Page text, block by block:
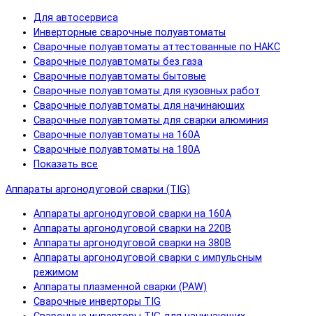
Для автосервиса
Инверторные сварочные полуавтоматы
Сварочные полуавтоматы аттестованные по НАКС
Сварочные полуавтоматы без газа
Сварочные полуавтоматы бытовые
Сварочные полуавтоматы для кузовных работ
Сварочные полуавтоматы для начинающих
Сварочные полуавтоматы для сварки алюминия
Сварочные полуавтоматы на 160А
Сварочные полуавтоматы на 180А
Показать все
Аппараты аргонодуговой сварки (TIG)
Аппараты аргонодуговой сварки на 160А
Аппараты аргонодуговой сварки на 220В
Аппараты аргонодуговой сварки на 380В
Аппараты аргонодуговой сварки с импульсным
режимом
Аппараты плазменной сварки (PAW)
Сварочные инверторы TIG